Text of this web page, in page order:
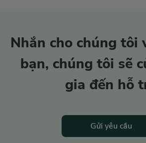
Nhắn cho chúng tôi
bạn, chúng tôi sẽ
gia đến hỗ
Gửi yêu cầu